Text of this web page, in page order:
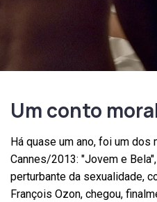
Um conto
Há quase um ano, foi um
Cannes/2013: "Jovem e
perturbante da sexualidade,
François Ozon, chegou,